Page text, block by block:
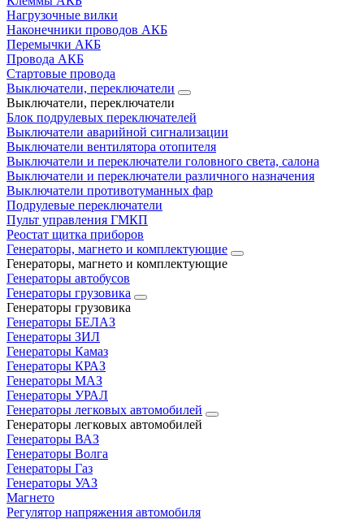
Нагрузочные вилки
Наконечники проводов АКБ
Перемычки АКБ
Провода АКБ
Стартовые провода
Выключатели, переключатели
Выключатели, переключатели
Блок подрулевых переключателей
Выключатели аварийной сигнализации
Выключатели вентилятора отопителя
Выключатели и переключатели головного света, салона
Выключатели и переключатели различного назначения
Выключатели противотуманных фар
Подрулевые переключатели
Пульт управления ГМКП
Реостат щитка приборов
Генераторы, магнето и комплектующие
Генераторы, магнето и комплектующие
Генераторы автобусов
Генераторы грузовика
Генераторы грузовика
Генераторы БЕЛАЗ
Генераторы ЗИЛ
Генераторы Камаз
Генераторы КРАЗ
Генераторы МАЗ
Генераторы УРАЛ
Генераторы легковых автомобилей
Генераторы легковых автомобилей
Генераторы ВАЗ
Генераторы Волга
Генераторы Газ
Генераторы УАЗ
Магнето
Регулятор напряжения автомобиля